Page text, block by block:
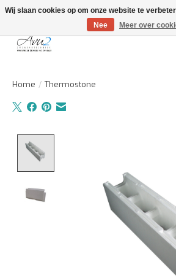
Home / Thermostone
Wij slaan cookies op om onze website te
Nee
Meer over